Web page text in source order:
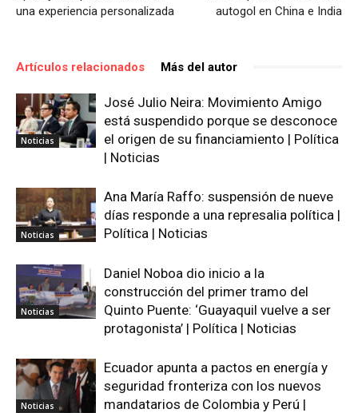
una experiencia personalizada
autogol en China e India
Artículos relacionados Más del autor
Noticias
José Julio Neira: Movimiento Amigo
está suspendido porque se desconoce
el origen de su financiamiento | Política
| Noticias
Noticias
Ana María Raffo: suspensión de nueve
días responde a una represalia política |
Política | Noticias
Noticias
Daniel Noboa dio inicio a la
construcción del primer tramo del
Quinto Puente: ‘Guayaquil vuelve a ser
protagonista’ | Política | Noticias
Noticias
Ecuador apunta a pactos en energía y
seguridad fronteriza con los nuevos
mandatarios de Colombia y Perú |